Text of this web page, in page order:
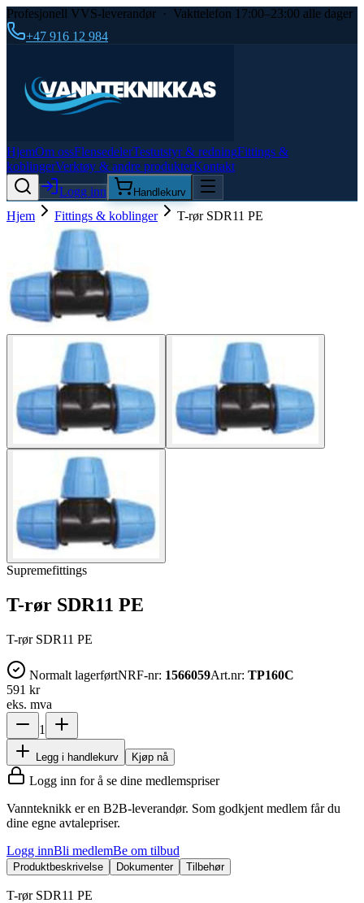
Profesjonell VVS-leverandør · Vakttelefon 17:00–23:00 alle dager
+47 916 12 984
HjemOm ossFlensedelerTestutstyr & redningFittings &
koblingerVerktøy & andre produkterKontakt
Logg inn
Handlekurv
Hjem Fittings & koblinger T-rør SDR11 PE
Supremefittings
T-rør SDR11 PE
T-rør SDR11 PE
Normalt lagerførtNRF-nr: 1566059Art.nr: TP160C
591 kr
eks. mva
1
Legg i handlekurv Kjøp nå
Logg inn for å se dine medlemspriser
Vannteknikk er en B2B-leverandør. Som godkjent medlem får du
dine egne avtalepriser.
Logg innBli medlemBe om tilbud
Produktbeskrivelse Dokumenter Tilbehør
T-rør SDR11 PE